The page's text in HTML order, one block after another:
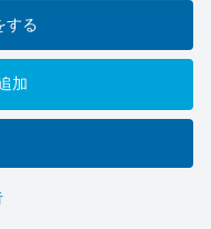
する
加